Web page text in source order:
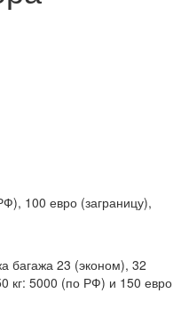
100 евро (заграницу),
багажа 23 (эконом), 32
кг: 5000 (по РФ) и 150 евро